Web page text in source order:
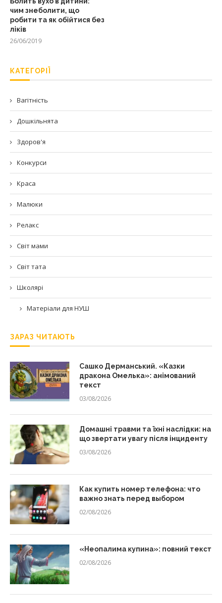
чим знеболити, що
робити та як обійтися без
ліків
26/06/2019
КАТЕГОРІЇ
Вагітність
Дошкільнята
Здоров'я
Конкурси
Краса
Малюки
Релакс
Світ мами
Світ тата
Школярі
Матеріали для НУШ
ЗАРАЗ ЧИТАЮТЬ
Сашко Дерманський. «Казки
дракона Омелька»: анімований
текст
03/08/2026
Домашні травми та їхні наслідки: на
що звертати увагу після інциденту
03/08/2026
Как купить номер телефона: что
важно знать перед выбором
02/08/2026
«Неопалима купина»: повний текст
02/08/2026